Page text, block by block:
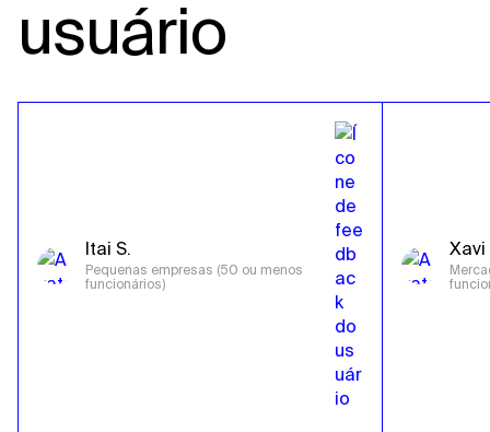
usuário
Itai S.
Pequenas empresas (50 ou menos
funcionários)
Xavi